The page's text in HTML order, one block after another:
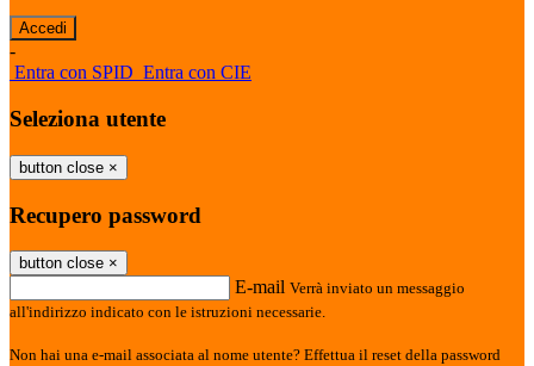
-
Entra con SPID Entra con CIE
Seleziona utente
button close ×
Recupero password
button close ×
E-mail Verrà inviato un messaggio
all'indirizzo indicato con le istruzioni necessarie.
Non hai una e-mail associata al nome utente? Effettua il reset della password